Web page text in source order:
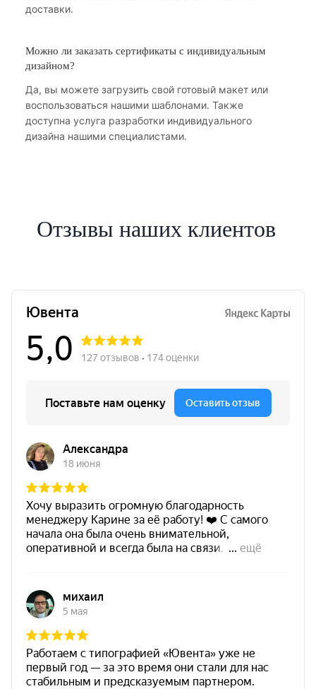
доставки.
Можно ли заказать сертификаты с индивидуальным
дизайном?
Да, вы можете загрузить свой готовый макет или
воспользоваться нашими шаблонами. Также
доступна услуга разработки индивидуального
дизайна нашими специалистами.
Отзывы наших клиентов